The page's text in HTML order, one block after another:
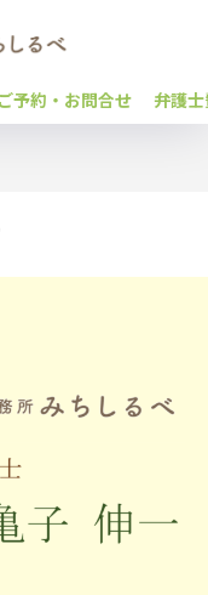
ご予約・お問合せ 弁護